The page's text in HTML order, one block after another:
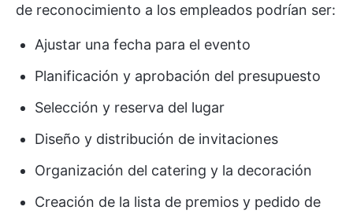
de reconocimiento a los empleados podrían ser:
Ajustar una fecha para el evento
Planificación y aprobación del presupuesto
Selección y reserva del lugar
Diseño y distribución de invitaciones
Organización del catering y la decoración
Creación de la lista de premios y pedido de